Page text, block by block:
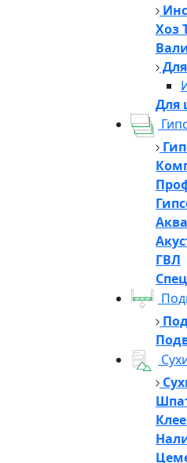
Хоз
Для
ГВЛ